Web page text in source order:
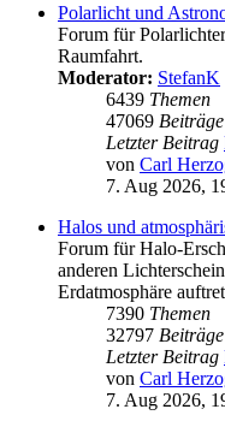
Polarlicht und
Forum für
Raumfahrt.
Moderator: StefanK
6439 Themen
47069 Beiträge
Letzter Beitrag
von Carl
7. Aug 2026,
Halos und
Forum für Halo-
anderen
Erdatmosphäre
7390 Themen
32797 Beiträge
Letzter Beitrag
von Carl
7. Aug 2026,